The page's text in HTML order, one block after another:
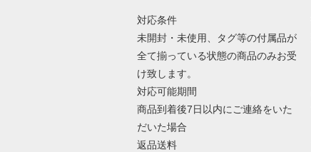
対応条件
未開封・未使用、タグ等の付属品が
全て揃っている状態の商品のみお受
け致します。
対応可能期間
商品到着後7日以内にご連絡をいた
だいた場合
返品送料